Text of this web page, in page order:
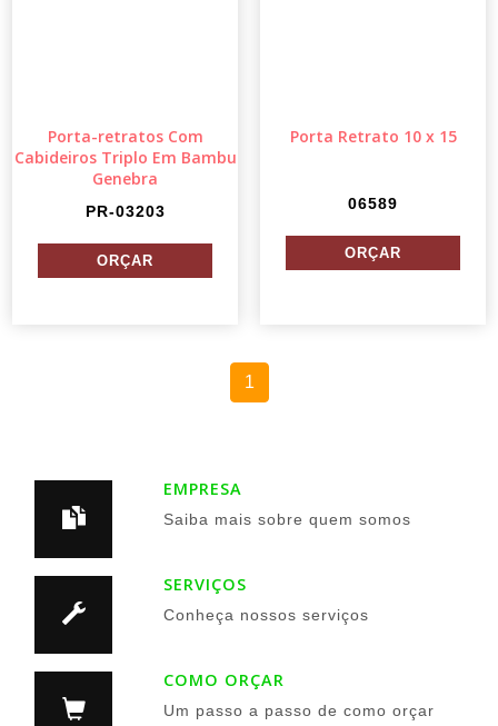
Porta-retratos Com
Cabideiros Triplo Em Bambu
Genebra
PR-03203
Porta Retrato 10 x 15
06589
1
EMPRESA
Saiba mais sobre quem somos
SERVIÇOS
Conheça nossos serviços
COMO ORÇAR
Um passo a passo de como orçar